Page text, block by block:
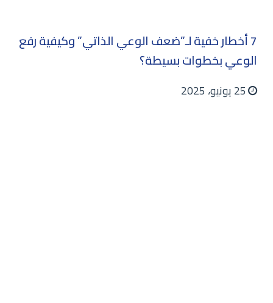
7 أخطار خفية لـ”ضعف الوعي الذاتي” وكيفية رفع
الوعي بخطوات بسيطة؟
25 يونيو، 2025